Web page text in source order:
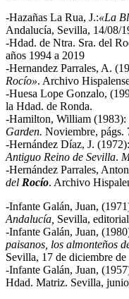
-Hazañas La Rua, J.:«La
Andalucía, Sevilla, 14/08/
-Hdad. de Ntra. Sra. del
años 1994 a 2019
-Hernandez Parrales, A.
Rocío». Archivo
-Huesa Lope Gonzalo,
la Hdad. de Ronda.
-Hamilton, William (1983):
Garden. Noviembre, págs.
-Hernández Díaz, J. (1972):
Antiguo Reino de Sevilla.
-Hernández Parrales,
del Rocío. Archivo
-Infante Galán, Juan,
Andalucía, Sevilla,
-Infante Galán, Juan,
paisanos, los almonteños
Sevilla, 17 de diciembre de
-Infante Galán, Juan,
Hdad. Matriz. Sevilla,